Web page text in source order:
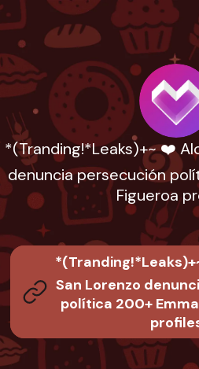
*(Tranding!*Leaks)+~ ❤️
denuncia persecución
Figueroa
San Lorenzo
política 200+